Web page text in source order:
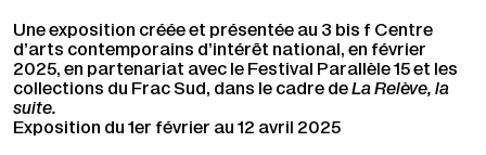
Une exposition créée et présentée au 3 bis f Centre
d’arts contemporains d’intérêt national, en février
2025, en partenariat avec le Festival Parallèle 15 et les
collections du Frac Sud, dans le cadre deLa Relève, la
suite.
Exposition du 1er février au 12 avril 2025